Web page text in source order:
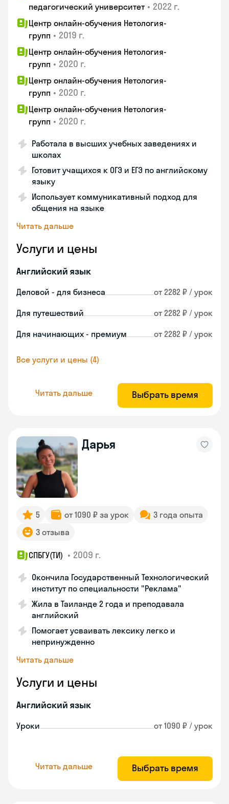
педагогический университет • 2022 г.
Центр онлайн-обучения Нетология-
групп • 2019 г.
Центр онлайн-обучения Нетология-
групп • 2020 г.
Центр онлайн-обучения Нетология-
групп • 2020 г.
Центр онлайн-обучения Нетология-
групп • 2020 г.
Работала в высших учебных заведениях и
школах
Готовит учащихся к ОГЭ и ЕГЭ по английскому
языку
Использует коммуникативный подход для
общения на языке
Читать дальше
Услуги и цены
Английский язык
Деловой - для бизнеса от 2282 ₽ / урок
Для путешествий от 2282 ₽ / урок
Для начинающих - премиум от 2282 ₽ / урок
Все услуги и цены (4)
Читать дальше Выбрать время
Дарья
5 от 1090 ₽ за урок
3 года опыта
3 отзыва
СПБГУ(ТИ) • 2009 г.
Окончила Государственный Технологический
институт по специальности "Реклама"
Жила в Таиланде 2 года и преподавала
английский
Помогает усваивать лексику легко и
непринужденно
Читать дальше
Услуги и цены
Английский язык
Уроки от 1090 ₽ / урок
Читать дальше Выбрать время